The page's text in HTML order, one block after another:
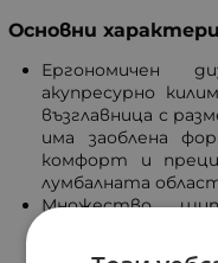
Основни
Ергономичен
акупресурно
възглавница с
има заоблена
комфорт и
лумбалната
Множество
Килимчето
шипа, а